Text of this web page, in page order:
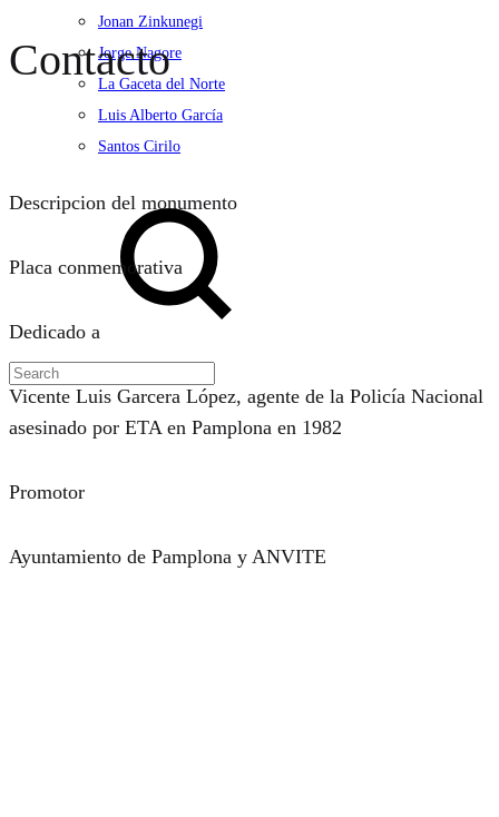
Jonan Zinkunegi
Jorge Nagore
La Gaceta del Norte
Luis Alberto García
Santos Cirilo
Search
Contacto
Descripcion del monumento
Placa conmemorativa
Dedicado a
Vicente Luis Garcera López, agente de la Policía Nacional
asesinado por ETA en Pamplona en 1982
Promotor
Ayuntamiento de Pamplona y ANVITE